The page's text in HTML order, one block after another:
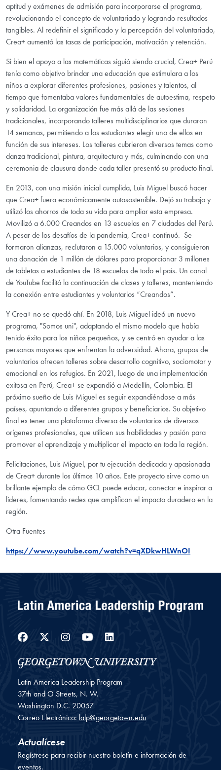
aptitud y exámenes de admisión para incorporarse al programa,
revolucionando el concepto de voluntariado y logrando resultados
tangibles. Al redefinir el significado y la percepción del voluntariado,
Crea+ aumentó las tasas de participación, motivación y retención.
Si bien el apoyo a las matemáticas siguió siendo crucial, Crea+ Perú
tenía como objetivo brindar una educación que estimulara a los
niños a explorar diferentes profesiones, pasiones y talentos, al
tiempo que fomentaba valores fundamentales de autoestima, respeto
y solidaridad. La organización fue más allá de las sesiones
tradicionales, incorporando talleres multidisciplinarios que duraron
14 semanas, permitiendo a los estudiantes elegir uno de ellos en
función de sus intereses. Los talleres cubrieron diversos temas como
danza tradicional, pintura, arquitectura y más, culminando con una
ceremonia de clausura donde cada taller presentó su producto final.
En 2013, con una misión inicial cumplida, Luis Miguel buscó hacer
que Crea+ fuera económicamente autosostenible. Dejó su trabajo y
utilizó los ahorros de toda su vida para ampliar esta empresa.
Movilizó a 6.000 Creandos en 13 escuelas en 7 ciudades del Perú.
A pesar de los desafíos de la pandemia, Crea+ continuó. Se
formaron alianzas, reclutaron a 15.000 voluntarios, y consiguieron
una donación de 1 millón de dólares para proporcionar 3 millones
de tabletas a estudiantes de 18 escuelas de todo el país. Un canal
de YouTube facilitó la continuación de clases y talleres, manteniendo
la conexión entre estudiantes y voluntarios “Creandos”.
Y Crea+ no se quedó ahí. En 2018, Luis Miguel ideó un nuevo
programa, "Somos uni", adaptando el mismo modelo que había
tenido éxito para los niños pequeños, y se centró en ayudar a las
personas mayores que enfrentan la adversidad. Ahora, grupos de
voluntarios ofrecen talleres sobre desarrollo cognitivo, sociomotor y
emocional en los refugios. En 2021, luego de una implementación
exitosa en Perú, Crea+ se expandió a Medellín, Colombia. El
próximo sueño de Luis Miguel es seguir expandiéndose a más
países, apuntando a diferentes grupos y beneficiarios. Su objetivo
final es tener una plataforma diversa de voluntarios de diversos
orígenes profesionales, que utilicen sus habilidades y pasión para
promover el aprendizaje y multiplicar el impacto en toda la región.
Felicitaciones, Luis Miguel, por tu ejecución dedicada y apasionada
de Crea+ durante los últimos 10 años. Este proyecto sirve como un
brillante ejemplo de cómo GCL puede educar, conectar e inspirar a
líderes, fomentando redes que amplifican el impacto duradero en la
región.
Otra Fuentes
https://www.youtube.com/watch?v=qXDkwHLWnOI
Facebook
Twitter
Instagram
YouTube
LinkedIn
Latin America Leadership Program
37th and O Streets, N. W.
Washington D.C. 20057
Correo Electrónico: lalp@georgetown.edu
Actualícese
Regístrese para recibir nuestro boletín e información de
eventos.